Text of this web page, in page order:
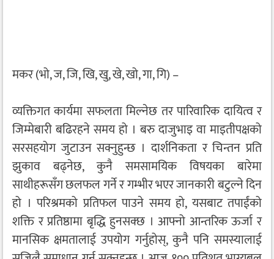
मकर (भो, ज, जि, खि, खु, खे, खो, गा, गि) –
व्यक्तिगत कार्यमा सफलता मिल्नेछ तर पारिवारिक दायित्व र
जिम्मेबारी बढिरहने समय हो । बरु दाजुभाइ वा माइतीपक्षको
सरसहयोग जुटाउन सक्नुहुन्छ । दार्शनिकता र चिन्तन प्रति
झुकाव बढ्नेछ, कुनै समसामयिक विषयका बारेमा
साथीहरूसँग छलफल गर्ने र गम्भीर भएर जानकारी बटुल्ने दिन
हो । परिश्रमको प्रतिफल पाउने समय हो, यसबाट तपाईंको
शक्ति र प्रतिष्ठामा बृद्धि हुनसक्छ । आफ्नो आन्तरिक ऊर्जा र
मानसिक क्षमतालाई उपयोग गर्नुहोस्, कुनै पनि समस्यालाई